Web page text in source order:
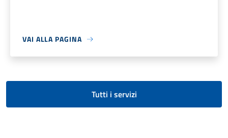
VAI ALLA PAGINA
Tutti i servizi